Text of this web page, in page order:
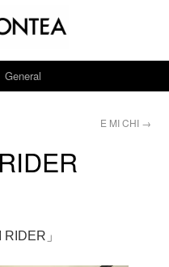
General
E MI CHI →
」